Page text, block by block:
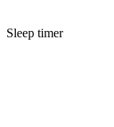
Sleep timer